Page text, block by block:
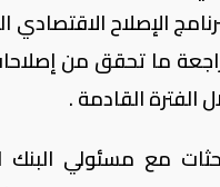
الإصلاح
ما تحقق من
الفترة القادمة .
مع مسئولي البنك